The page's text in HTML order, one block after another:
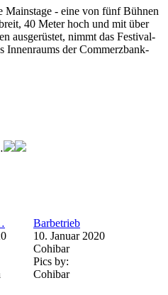
- eine von fünf Bühnen
40 Meter hoch und mit über
ausgerüstet, nimmt das Festival-
Innenraums der Commerzbank-
Barbetrieb
10. Januar 2020
Cohibar
Pics by:
Cohibar